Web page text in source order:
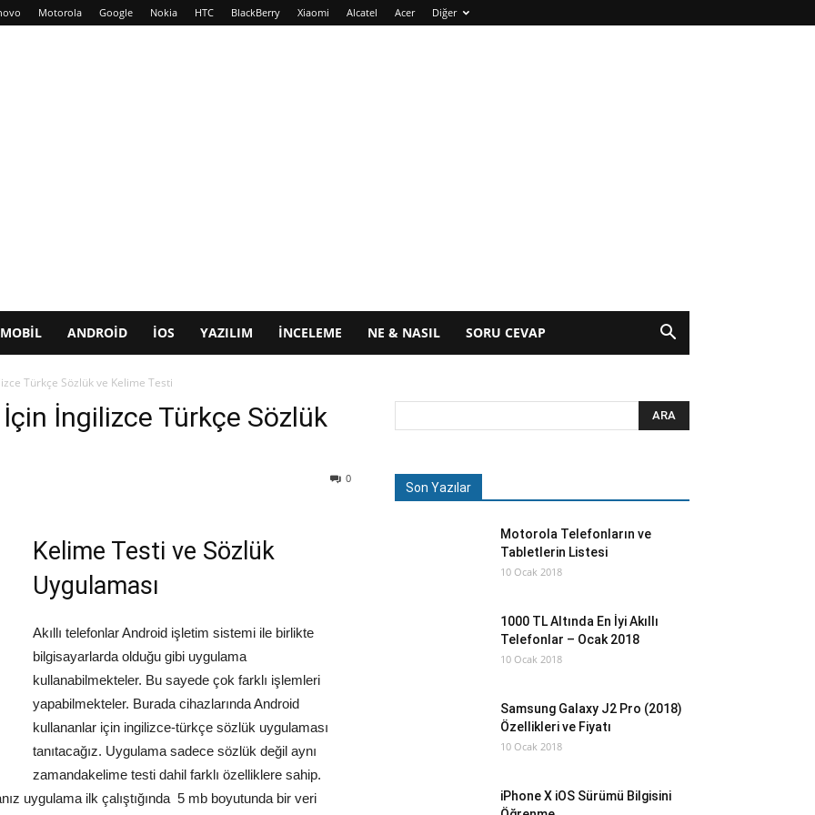
Motorola Google Nokia HTC BlackBerry Xiaomi Alcatel Acer Diğer
MOBIL ANDROID IOS YAZILIM İNCELEME NE & NASIL SORU CEVAP
Türkçe Sözlük ve Kelime Testi
İngilizce Türkçe Sözlük
0
Kelime Testi ve Sözlük
Uygulaması
Akıllı telefonlar Android işletim sistemi ile birlikte
bilgisayarlarda olduğu gibi uygulama
kullanabilmekteler. Bu sayede çok farklı işlemleri
yapabilmekteler. Burada cihazlarında Android
kullananlar için ingilizce-türkçe sözlük uygulaması
tanıtacağız. Uygulama sadece sözlük değil aynı
zamandakelime testi dahil farklı özelliklere sahip.
uygulama ilk çalıştığında 5 mb boyutunda bir veri
Son Yazılar
Motorola Telefonların ve
Tabletlerin Listesi
10 Ocak 2018
1000 TL Altında En İyi Akıllı
Telefonlar – Ocak 2018
10 Ocak 2018
Samsung Galaxy J2 Pro (2018)
Özellikleri ve Fiyatı
10 Ocak 2018
iPhone X iOS Sürümü Bilgisini